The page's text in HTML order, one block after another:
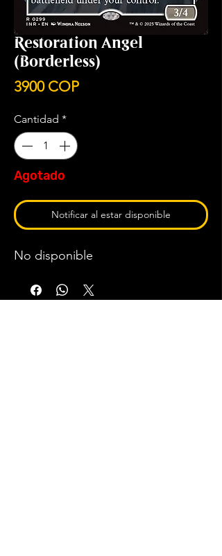
Restoration Angel
(Borderless)
3900 COPPrecio
Cantidad *
Agotado
Notificar al estar disponible
No disponible